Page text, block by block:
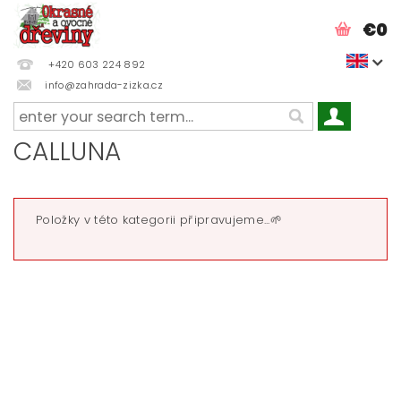
+420 603 224 892
info@zahrada-zizka.cz
€0
CALLUNA
Položky v této kategorii připravujeme...🌱